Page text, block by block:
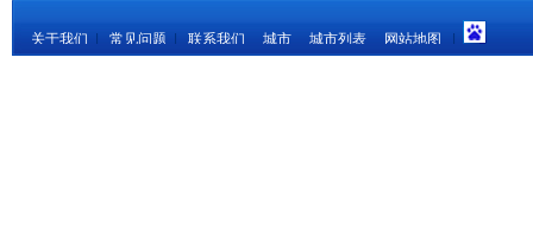
关于我们 常见问题 联系我们 城市 城市列表 网站地图